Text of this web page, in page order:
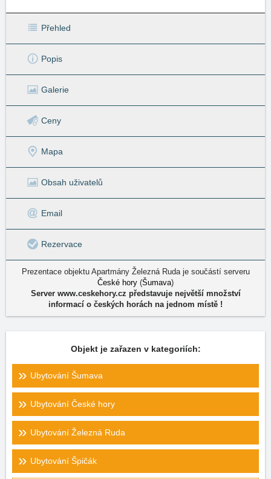
Přehled
Popis
Galerie
Ceny
Mapa
Obsah uživatelů
Email
Rezervace
Prezentace objektu Apartmány Železná Ruda je součástí serveru
České hory (Šumava)
Server www.ceskehory.cz představuje největší množství
informací o českých horách na jednom místě !
Objekt je zařazen v kategoriích:
Ubytování Šumava
Ubytování České hory
Ubytování Železná Ruda
Ubytování Špičák